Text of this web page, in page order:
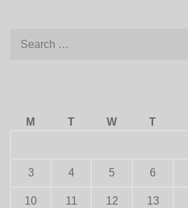
M
T W T
3 4 5 6
10 11 12 13